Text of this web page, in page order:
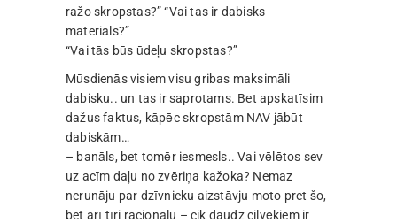
ražo skropstas?” “Vai tas ir dabisks
materiāls?”
“Vai tās būs ūdeļu skropstas?”
Mūsdienās visiem visu gribas maksimāli
dabisku.. un tas ir saprotams. Bet apskatīsim
dažus faktus, kāpēc skropstām NAV jābūt
dabiskām…
– banāls, bet tomēr iesmesls.. Vai vēlētos sev
uz acīm daļu no zvēriņa kažoka? Nemaz
nerunāju par dzīvnieku aizstāvju moto pret šo,
bet arī tīri racionālu – cik daudz cilvēkiem ir